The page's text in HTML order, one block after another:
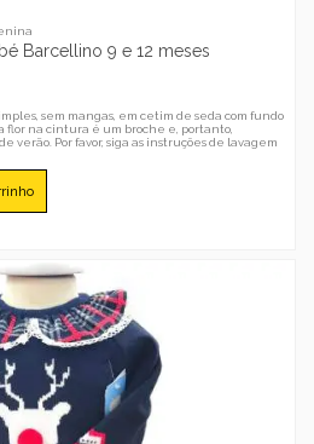
Barcellino 9 e 12 meses
sem mangas, em cetim de seda com fundo
flor na cintura é um broche e, portanto,
verão. Por favor, siga as instruções de lavagem